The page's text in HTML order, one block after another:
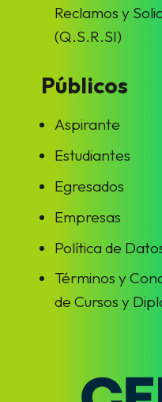
Reclamos y
(Q.S.R.SI)
Públicos
Aspirante
Estudiantes
Egresados
Empresas
Política de
Términos y
de Cursos y